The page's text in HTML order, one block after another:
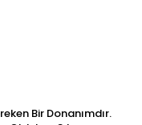
Bir Donanımdır.